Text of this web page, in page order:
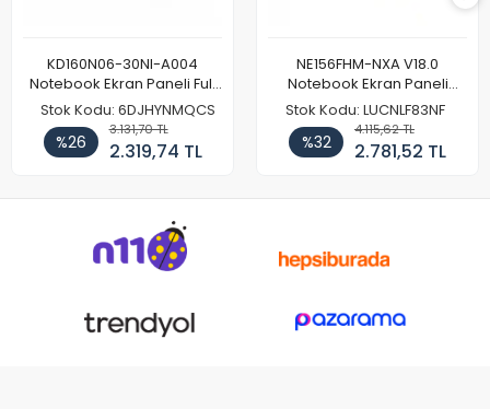
KD160N06-30NI-A004
Notebook Ekran Paneli Full
HD
Stok Kodu: 6DJHYNMQCS
%26
3.131,70 TL
2.319,74 TL
NE156FHM-NXA V18.0
Notebook Ekran Paneli
144Hz
Stok Kodu: LUCNLF83NF
%32
4.115,62 TL
2.781,52 TL